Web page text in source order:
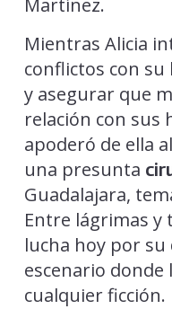
Martínez.
Mientras Alicia
conflictos con su
y asegurar que
relación con sus
apoderó de ella
una presunta
Guadalajara,
Entre lágrimas y
lucha hoy por
escenario donde
cualquier ficción.